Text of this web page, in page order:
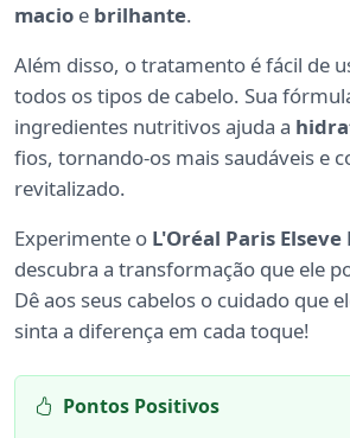
macio e brilhante.
Além disso, o tratamento é fácil de
todos os tipos de cabelo. Sua
ingredientes nutritivos ajuda a
fios, tornando-os mais saudáveis e
revitalizado.
Experimente o L'Oréal Paris
descubra a transformação que ele
Dê aos seus cabelos o cuidado que
sinta a diferença em cada toque!
Pontos Positivos